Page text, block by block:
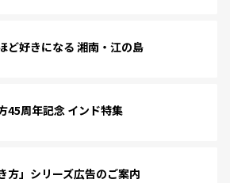
ど好きになる 湘南・江の島
45周年記念 インド特集
方」シリーズ広告のご案内